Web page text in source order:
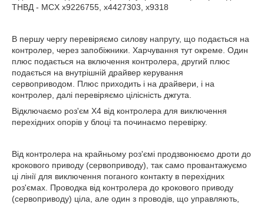
ТНВД - MCX x9226755, x4427303, x9318
В першу чергу перевіряємо силову напругу, що подається на
контролер, через запобіжники. Харчування тут окреме. Один
плюс подається на включення контролера, другий плюс
подається на внутрішній драйвер керування
сервоприводом. Плюс приходить і на драйвери, і на
контролер, далі перевіряємо цілісність джгута.
Відключаємо роз'єм X4 від контролера для виключення
перехідних опорів у блоці та починаємо перевірку.
Від контролера на крайньому роз'ємі продзвонюємо дроти до
крокового приводу (сервоприводу), так само провантажуємо
ці лінії для виключення поганого контакту в перехідних
роз'ємах. Проводка від контролера до крокового приводу
(сервоприводу) ціла, але один з проводів, що управляють,